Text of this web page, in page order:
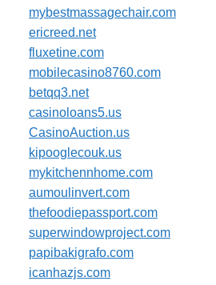
mybestmassagechair.com
ericreed.net
fluxetine.com
mobilecasino8760.com
betqq3.net
casinoloans5.us
CasinoAuction.us
kipooglecouk.us
mykitchennhome.com
aumoulinvert.com
thefoodiepassport.com
superwindowproject.com
papibakigrafo.com
icanhazjs.com